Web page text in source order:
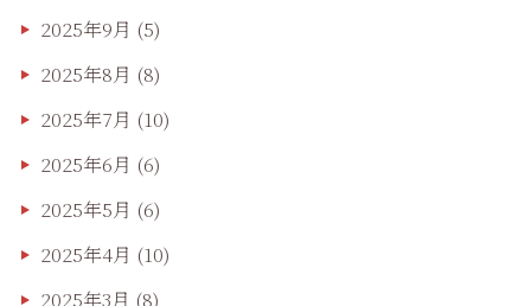
2025年9月 (5)
2025年8月 (8)
2025年7月 (10)
2025年6月 (6)
2025年5月 (6)
2025年4月 (10)
2025年3月 (8)